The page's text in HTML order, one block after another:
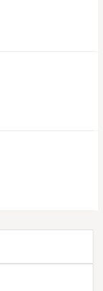
Restaurant